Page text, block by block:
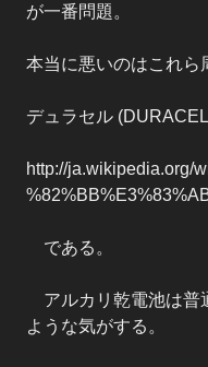
が一番問題。
本当に悪いのはこれら
デュラセル
http://ja.wikipedia.org/
である。
アルカリ乾電池は普
ような気がする。